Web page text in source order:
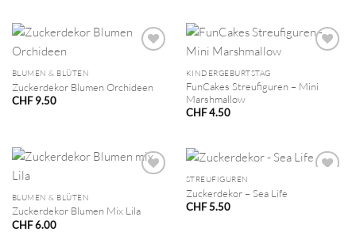
BLUMEN & BLÜTEN
Zuckerdekor Blumen Orchideen
CHF9.50
KINDERGEBURTSTAG
FunCakes Streufiguren – Mini
Marshmallow
CHF4.50
BLUMEN & BLÜTEN
Zuckerdekor Blumen Mix Lila
CHF6.00
STREUFIGUREN
Zuckerdekor – Sea Life
CHF5.50